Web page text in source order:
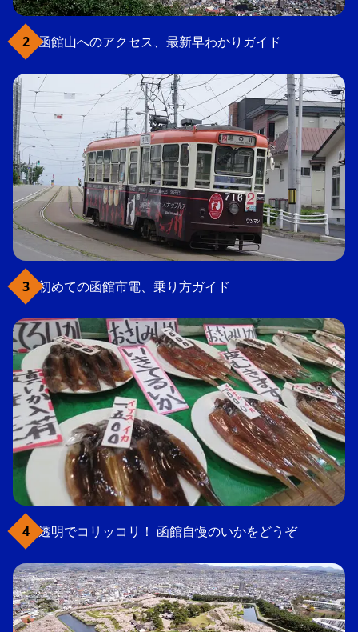
函館山へのアクセス、最新早わかりガイド
初めての函館市電、乗り方ガイド
透明でコリッコリ！ 函館自慢のいかをどうぞ